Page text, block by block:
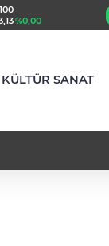
%0,06
KÜLTÜR SANAT